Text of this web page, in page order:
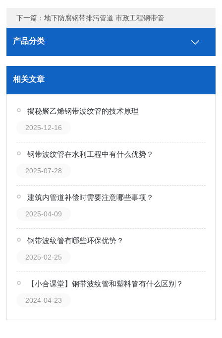
下一篇：地下防腐钢带排污管道 市政工程钢带管
产品分类
相关文章
揭秘聚乙烯钢带波纹管的技术原理
2025-12-16
钢带波纹管在水利工程中有什么优势？
2025-07-28
建筑内管道补偿时需要注意哪些事项？
2025-04-09
钢带波纹管有哪些环保优势？
2025-02-25
【小合课堂】钢带波纹管和塑料管有什么区别？
2024-04-23